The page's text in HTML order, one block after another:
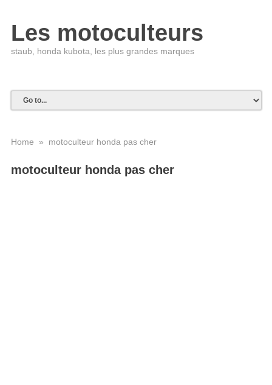
Les motoculteurs
staub, honda kubota, les plus grandes marques
Home » motoculteur honda pas cher
motoculteur honda pas cher